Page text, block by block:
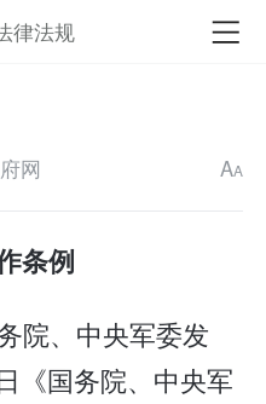
律法规
网 AA
条例
院、中央军委发
《国务院、中央军